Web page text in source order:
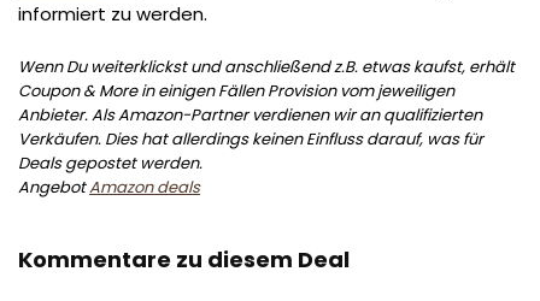
informiert zu werden.
Wenn Du weiterklickst und anschließend z.B. etwas kaufst, erhält
Coupon & More in einigen Fällen Provision vom jeweiligen
Anbieter. Als Amazon-Partner verdienen wir an qualifizierten
Verkäufen. Dies hat allerdings keinen Einfluss darauf, was für
Deals gepostet werden.
AngebotAmazon deals
Kommentare zu diesem Deal